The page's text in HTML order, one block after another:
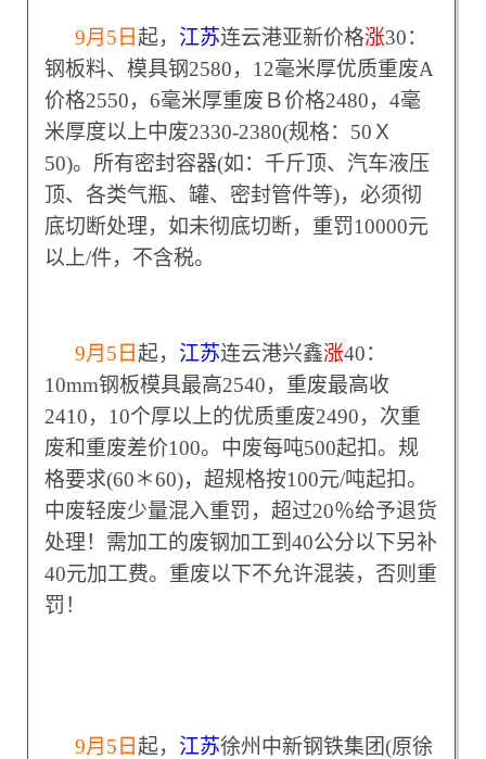
9月5日 起， 江苏连云港亚新价格涨30：
钢板料、模具钢2580，12毫米厚优质重废A
价格2550，6毫米厚重废Ｂ价格2480，4毫
米厚度以上中废2330-2380(规格：50Ｘ
50)。所有密封容器(如：千斤顶、汽车液压
顶、各类气瓶、罐、密封管件等)，必须彻
底切断处理，如未彻底切断，重罚10000元
以上/件，不含税。
9月5日 起， 江苏连云港兴鑫涨40：
10mm钢板模具最高2540，重废最高收
2410，10个厚以上的优质重废2490，次重
废和重废差价100。中废每吨500起扣。规
格要求(60＊60)，超规格按100元/吨起扣。
中废轻废少量混入重罚，超过20％给予退货
处理！需加工的废钢加工到40公分以下另补
40元加工费。重废以下不允许混装，否则重
罚！
9月5日 起， 江苏徐州中新钢铁集团(原徐